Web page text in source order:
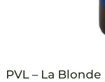
PVL – La Blonde